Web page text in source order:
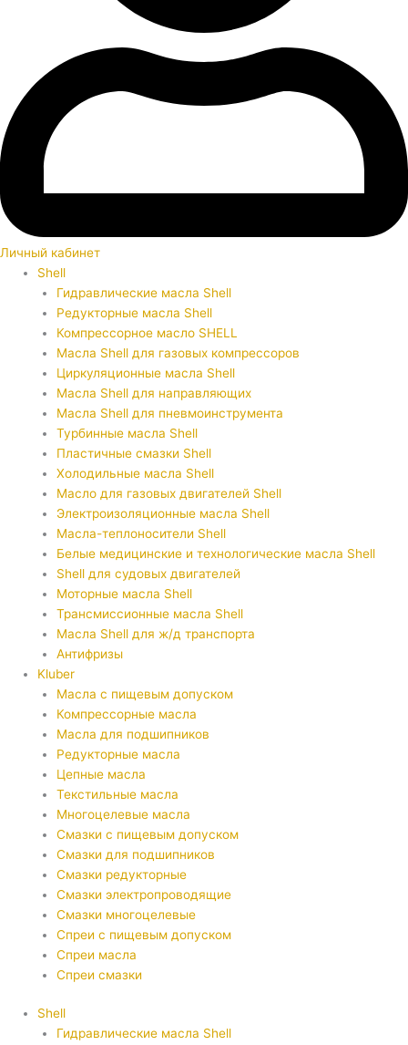
Личный кабинет
Shell
Гидравлические масла Shell
Редукторные масла Shell
Компрессорное масло SHELL
Масла Shell для газовых компрессоров
Циркуляционные масла Shell
Масла Shell для направляющих
Масла Shell для пневмоинструмента
Турбинные масла Shell
Пластичные смазки Shell
Холодильные масла Shell
Масло для газовых двигателей Shell
Электроизоляционные масла Shell
Масла-теплоносители Shell
Белые медицинские и технологические масла Shell
Shell для судовых двигателей
Моторные масла Shell
Трансмиссионные масла Shell
Масла Shell для ж/д транспорта
Антифризы
Kluber
Масла с пищевым допуском
Компрессорные масла
Масла для подшипников
Редукторные масла
Цепные масла
Текстильные масла
Многоцелевые масла
Смазки с пищевым допуском
Смазки для подшипников
Смазки редукторные
Смазки электропроводящие
Смазки многоцелевые
Спреи с пищевым допуском
Спреи масла
Спреи смазки
Shell
Гидравлические масла Shell